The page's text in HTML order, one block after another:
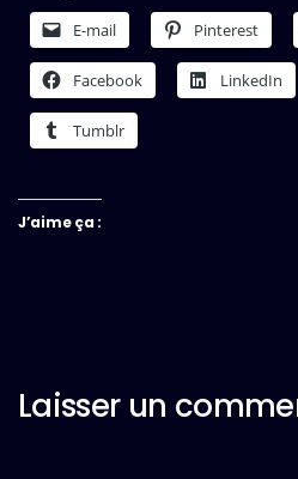
E-mail Pinterest
Facebook LinkedIn
Tumblr
J’aime ça :
Laisser un